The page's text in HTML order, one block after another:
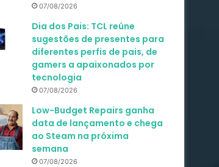
07/08/2026
Dia dos Pais: TCL reúne
sugestões de presentes para
diferentes perfis de pais, de
gamers a apaixonados por
tecnologia
07/08/2026
Low-Budget Repairs ganha
data de lançamento e chega
ao Steam na próxima
semana
07/08/2026